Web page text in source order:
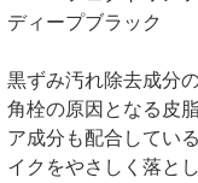
ディープブラック
黒ずみ汚れ除去成分
角栓の原因となる皮
ア成分も配合してい
イクをやさしく落と